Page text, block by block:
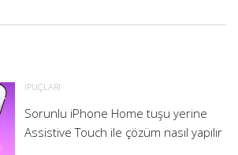
İPUÇLARI
Sorunlu iPhone Home tuşu yerine
Assistive Touch ile çözüm nasıl yapılır